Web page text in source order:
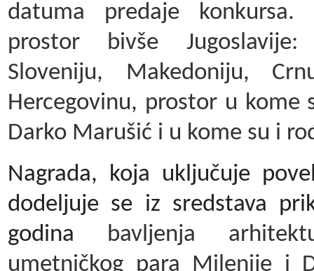
datuma predaje konkursa.
prostor bivše
Sloveniju, Makedoniju,
Hercegovinu, prostor u kome
Darko Marušić i u kome su i
Nagrada, koja uključuje
dodeljuje se iz sredstava
godina bavljenja
umetničkog para Milenije i